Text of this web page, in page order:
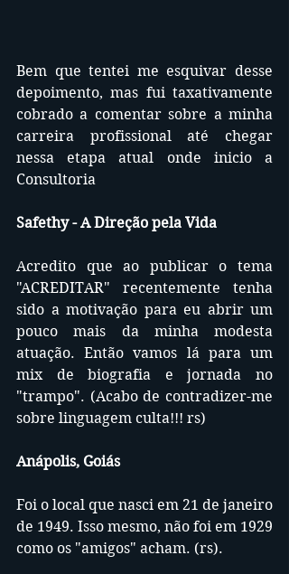
Bem que tentei me esquivar desse
depoimento, mas fui taxativamente
cobrado a comentar sobre a minha
carreira profissional até chegar
nessa etapa atual onde inicio a
Consultoria
Safethy - A Direção pela Vida
Acredito que ao publicar o tema
"ACREDITAR" recentemente tenha
sido a motivação para eu abrir um
pouco mais da minha modesta
atuação. Então vamos lá para um
mix de biografia e jornada no
"trampo". (Acabo de contradizer-me
sobre linguagem culta!!! rs)
Anápolis, Goiás
Foi o local que nasci em 21 de janeiro
de 1949. Isso mesmo, não foi em 1929
como os "amigos" acham. (rs).